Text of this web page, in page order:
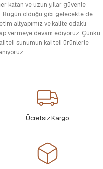
katan ve uzun yıllar güvenle
Bugün olduğu gibi gelecekte de
altyapımız ve kalite odaklı
vermeye devam ediyoruz. Çünkü
sunumun kaliteli ürünlerle
Ücretsiz Kargo